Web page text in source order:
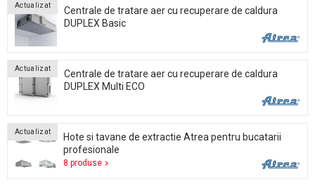
Actualizat
Centrale de tratare aer cu recuperare de caldura
DUPLEX Basic
Actualizat
Centrale de tratare aer cu recuperare de caldura
DUPLEX Multi ECO
Actualizat
Hote si tavane de extractie Atrea pentru bucatarii
profesionale
8 produse